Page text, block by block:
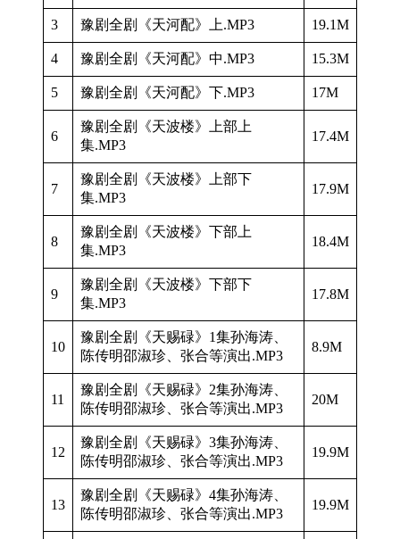
3 豫剧全剧《天河配》上.MP3 19.1M
4 豫剧全剧《天河配》中.MP3 15.3M
5 豫剧全剧《天河配》下.MP3 17M
6
豫剧全剧《天波楼》上部上
集.MP3
17.4M
7
豫剧全剧《天波楼》上部下
集.MP3
17.9M
8
豫剧全剧《天波楼》下部上
集.MP3
18.4M
9
豫剧全剧《天波楼》下部下
集.MP3
17.8M
10
豫剧全剧《天赐碌》1集孙海涛、
陈传明邵淑珍、张合等演出.MP3
8.9M
11
豫剧全剧《天赐碌》2集孙海涛、
陈传明邵淑珍、张合等演出.MP3
20M
12
豫剧全剧《天赐碌》3集孙海涛、
陈传明邵淑珍、张合等演出.MP3
19.9M
13
豫剧全剧《天赐碌》4集孙海涛、
陈传明邵淑珍、张合等演出.MP3
19.9M